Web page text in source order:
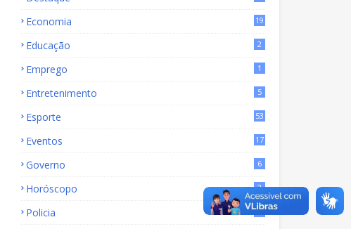
Economia
19
Educação 2
Emprego 1
Entretenimento 5
Esporte 53
Eventos 17
Governo 6
Horóscopo 2
Policia 40